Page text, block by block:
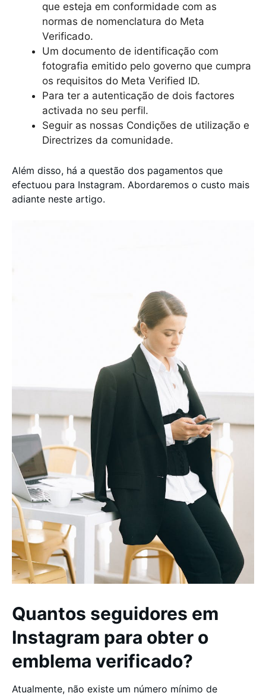
que esteja em conformidade com as
normas de nomenclatura do Meta
Verificado.
Um documento de identificação com
fotografia emitido pelo governo que cumpra
os requisitos do Meta Verified ID.
Para ter a autenticação de dois factores
activada no seu perfil.
Seguir as nossas Condições de utilização e
Directrizes da comunidade.
Além disso, há a questão dos pagamentos que
efectuou para Instagram. Abordaremos o custo mais
adiante neste artigo.
Quantos seguidores em
Instagram para obter o
emblema verificado?
Atualmente, não existe um número mínimo de